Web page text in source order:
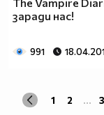
The Vampire
зарaди нас!
991
1 2 ...